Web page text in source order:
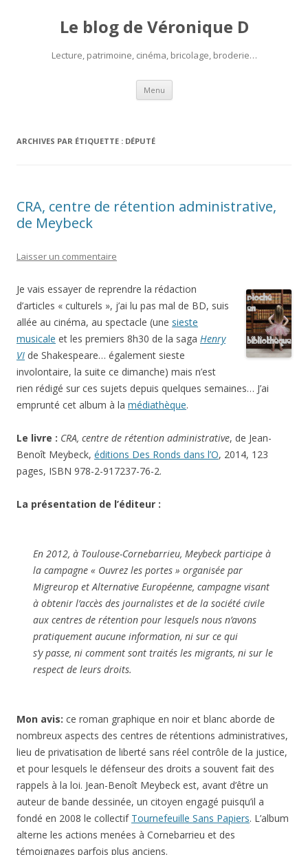
Le blog de Véronique D
Lecture, patrimoine, cinéma, bricolage, broderie…
Menu Aller
contenu
ARCHIVES PAR ÉTIQUETTE : DÉPUTÉ
CRA, centre de rétention administrative,
de Meybeck
Laisser un commentaire
Je vais essayer de reprendre la rédaction
d’articles « culturels », j’ai lu pas mal de BD, suis
allée au cinéma, au spectacle (une sieste
musicale et les premiers 8h30 de la saga Henry
VI de Shakespeare… également sieste
involontaire, la suite ce dimanche) mais n’est
rien rédigé sur ces sujets depuis quelques semaines… J’ai
emprunté cet album à la médiathèque.
Le livre : CRA, centre de rétention administrative, de Jean-
Benoît Meybeck, éditions Des Ronds dans l’O, 2014, 123
pages, ISBN 978-2-917237-76-2.
La présentation de l’éditeur :
En 2012, à Toulouse-Cornebarrieu, Meybeck participe à
la campagne « Ouvrez les portes » organisée par
Migreurop et Alternative Européenne, campagne visant
à obtenir l’accès des journalistes et de la société civile
aux centres de rétention pour lesquels nous n’avons
pratiquement aucune information, ni sur ce qui
s’y passe, ni comment sont traités les migrants, ni sur le
respect de leurs droits.
Mon avis: ce roman graphique en noir et blanc aborde de
nombreux aspects des centres de rétentions administratives,
lieu de privatisation de liberté sans réel contrôle de la justice,
et pour lesquels le défenseur des droits a souvent fait des
rappels à la loi. Jean-Benoît Meybeck est, avant d’être un
auteur de bande dessinée, un citoyen engagé puisqu’il a
fondé en 2008 le collectif Tournefeuille Sans Papiers. L’album
alterne les actions menées à Cornebarrieu et des
témoignages parfois plus anciens.